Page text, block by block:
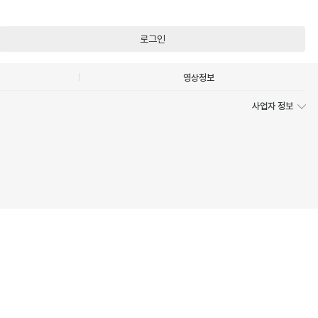
로그인
영상정보
사업자 정보